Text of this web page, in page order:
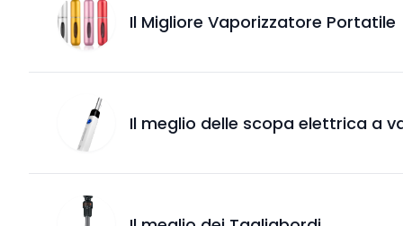
Il Migliore Vaporizzatore Portatile
Il meglio delle scopa elettrica a